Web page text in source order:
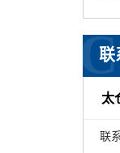
联
C
太
联